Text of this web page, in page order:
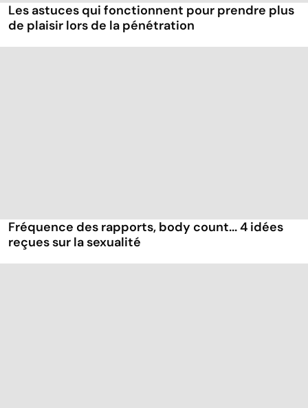
Les astuces qui fonctionnent pour prendre plus
de plaisir lors de la pénétration
Fréquence des rapports, body count... 4 idées
reçues sur la sexualité